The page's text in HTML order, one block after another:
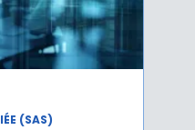
(SAS)